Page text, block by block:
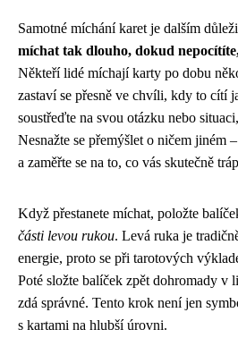
Samotné míchání karet je dalším
míchat tak dlouho, dokud
Někteří lidé míchají karty po dobu
zastaví se přesně ve chvíli, kdy to cítí
soustřeďte na svou otázku nebo
Nesnažte se přemýšlet o ničem jiném
a zaměřte se na to, co vás skutečně
Když přestanete míchat, položte
části levou rukou. Levá ruka je
energie, proto se při tarotových
Poté složte balíček zpět dohromady v
zdá správné. Tento krok není jen
s kartami na hlubší úrovni.